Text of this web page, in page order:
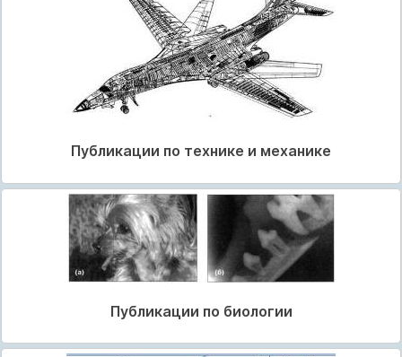
Публикации по технике и механике
Публикации по биологии